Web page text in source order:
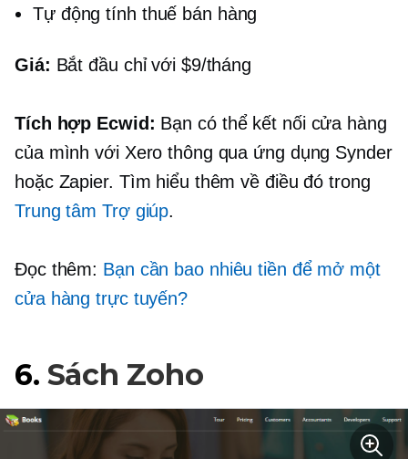
Tự động tính thuế bán hàng
Giá: Bắt đầu chỉ với $9/tháng
Tích hợp Ecwid: Bạn có thể kết nối cửa hàng
của mình với Xero thông qua ứng dụng Synder
hoặc Zapier. Tìm hiểu thêm về điều đó trong
Trung tâm Trợ giúp.
Đọc thêm: Bạn cần bao nhiêu tiền để mở một
cửa hàng trực tuyến?
6. Sách Zoho